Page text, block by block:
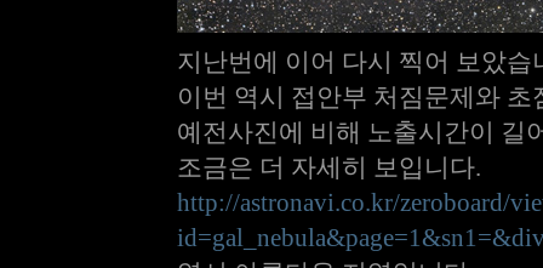
지난번에 이어 다시 찍어 보았습
이번 역시 접안부 처짐문제와
예전사진에 비해 노출시간이 길
조금은 더 자세히 보입니다.
http://astronavi.co.kr/zeroboard/